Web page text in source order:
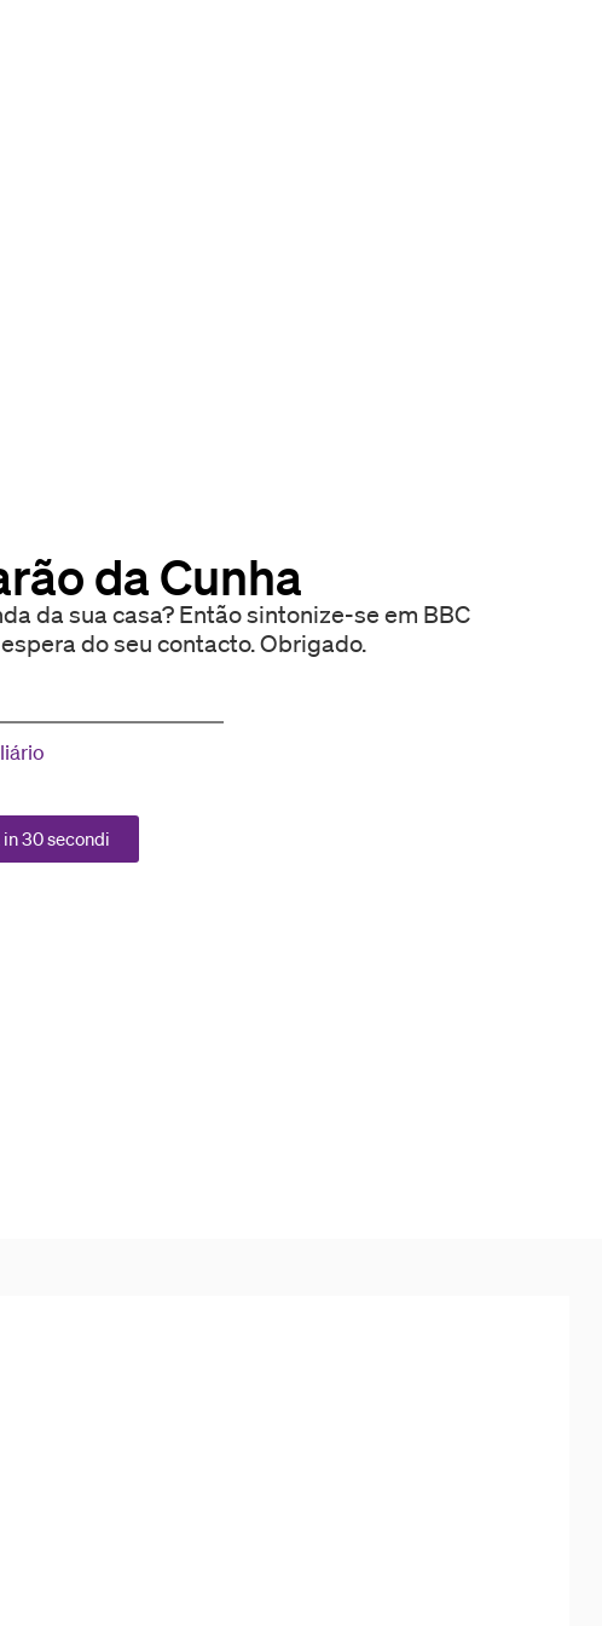
da Cunha
da sua casa? Então sintonize-se em BBC
do seu contacto. Obrigado.
30 secondi